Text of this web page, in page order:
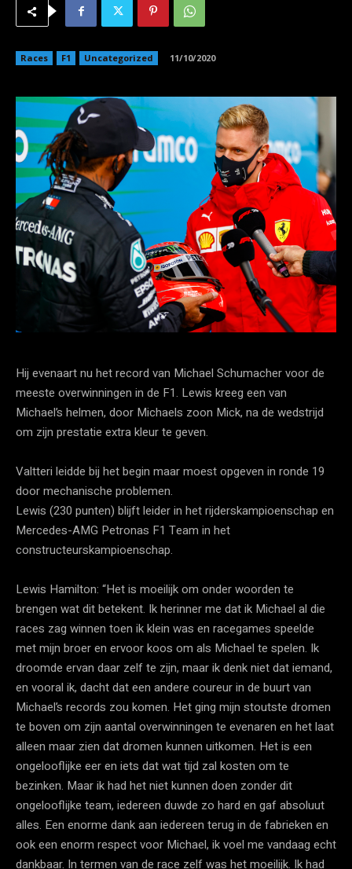
Races F1 Uncategorized 11/10/2020
Hij evenaart nu het record van Michael Schumacher voor de
meeste overwinningen in de F1. Lewis kreeg een van
Michael’s helmen, door Michaels zoon Mick, na de wedstrijd
om zijn prestatie extra kleur te geven.
Valtteri leidde bij het begin maar moest opgeven in ronde 19
door mechanische problemen.
Lewis (230 punten) blijft leider in het rijderskampioenschap en
Mercedes-AMG Petronas F1 Team in het
constructeurskampioenschap.
Lewis Hamilton: “Het is moeilijk om onder woorden te
brengen wat dit betekent. Ik herinner me dat ik Michael al die
races zag winnen toen ik klein was en racegames speelde
met mijn broer en ervoor koos om als Michael te spelen. Ik
droomde ervan daar zelf te zijn, maar ik denk niet dat iemand,
en vooral ik, dacht dat een andere coureur in de buurt van
Michael’s records zou komen. Het ging mijn stoutste dromen
te boven om zijn aantal overwinningen te evenaren en het laat
alleen maar zien dat dromen kunnen uitkomen. Het is een
ongelooflijke eer en iets dat wat tijd zal kosten om te
bezinken. Maar ik had het niet kunnen doen zonder dit
ongelooflijke team, iedereen duwde zo hard en gaf absoluut
alles. Een enorme dank aan iedereen terug in de fabrieken en
ook een enorm respect voor Michael, ik voel me vandaag echt
dankbaar. In termen van de race zelf was het moeilijk. Ik had